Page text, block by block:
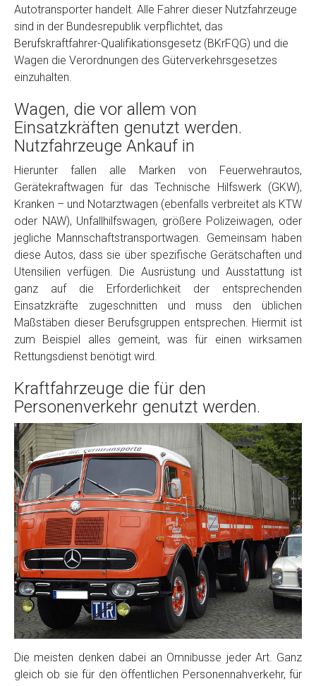
Sonstiges
Fertig
Wie viel ist 10+2 ?
Autotransporter handelt. Alle Fahrer dieser Nutzfahrzeuge
sind in der Bundesrepublik verpflichtet, das
Berufskraftfahrer-Qualifikationsgesetz (BKrFQG) und die
Wagen die Verordnungen des Güterverkehrsgesetzes
einzuhalten.
Wagen, die vor allem von
Einsatzkräften genutzt werden.
Nutzfahrzeuge Ankauf in
Hierunter fallen alle Marken von Feuerwehrautos,
Gerätekraftwagen für das Technische Hilfswerk (GKW),
Kranken – und Notarztwagen (ebenfalls verbreitet als KTW
oder NAW), Unfallhilfswagen, größere Polizeiwagen, oder
jegliche Mannschaftstransportwagen. Gemeinsam haben
diese Autos, dass sie über spezifische Gerätschaften und
Utensilien verfügen. Die Ausrüstung und Ausstattung ist
ganz auf die Erforderlichkeit der entsprechenden
Einsatzkräfte zugeschnitten und muss den üblichen
Maßstäben dieser Berufsgruppen entsprechen. Hiermit ist
zum Beispiel alles gemeint, was für einen wirksamen
Rettungsdienst benötigt wird.
Kraftfahrzeuge die für den
Personenverkehr genutzt werden.
Die meisten denken dabei an Omnibusse jeder Art. Ganz
gleich ob sie für den öffentlichen Personennahverkehr, für